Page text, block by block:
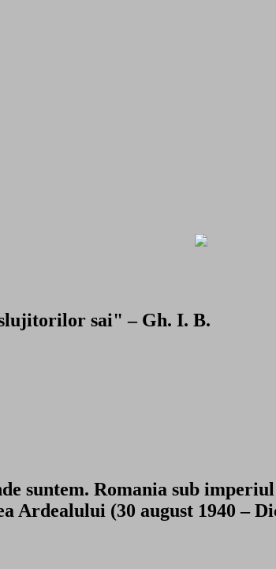
sai" – Gh. I. B.
suntem. Romania sub
Ardealului (30 august 1940 –